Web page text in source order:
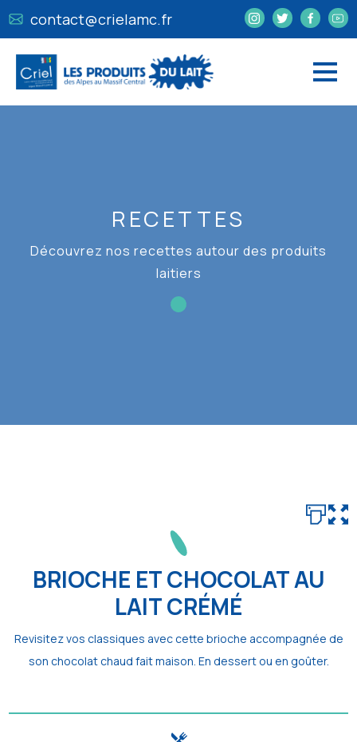
contact@crielamc.fr
RECETTES
Découvrez nos recettes autour des produits
laitiers
BRIOCHE ET CHOCOLAT AU
LAIT CRÉMÉ
Revisitez vos classiques avec cette brioche accompagnée de
son chocolat chaud fait maison. En dessert ou en goûter.